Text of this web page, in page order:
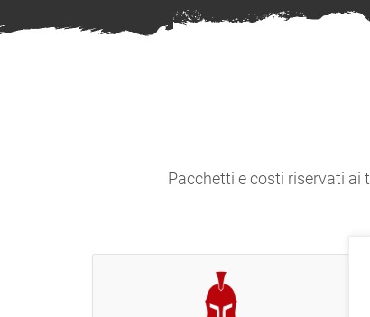
Pacchetti e costi riservati ai